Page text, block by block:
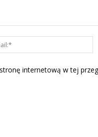
internetową w tej